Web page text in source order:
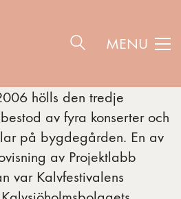
MENU
hölls den tredje
av fyra konserter och
på bygdegården. En av
av Projektlabb
var Kalvfestivalens